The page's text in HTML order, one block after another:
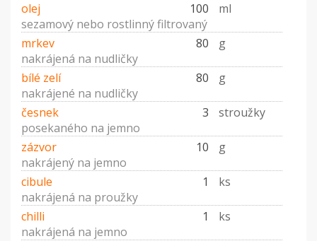
olej
100
ml
sezamový nebo rostlinný filtrovaný
mrkev
80
g
nakrájená na nudličky
bílé zelí
80
g
nakrájené na nudličky
česnek
3
stroužky
posekaného na jemno
zázvor
10
g
nakrájený na jemno
cibule
1
ks
nakrájená na proužky
chilli
1
ks
nakrájená na jemno